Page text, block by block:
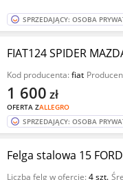
SPRZEDAJĄCY: OSOBA
FIAT124 SPIDER
Kod producenta:fiat
OFERTA ZALLEGRO
1 600 zł
SPRZEDAJĄCY: OSOBA
Felga stalowa 15
Liczba felg w ofercie:4 szt.